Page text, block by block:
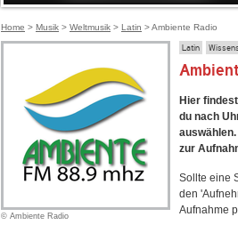
ANTENNE
Home > Musik > Weltmusik > Latin > Ambiente Radio
© Ambiente Radio
Latin
Hier
du nach
zur
Sollte eine
den
Aufnahme